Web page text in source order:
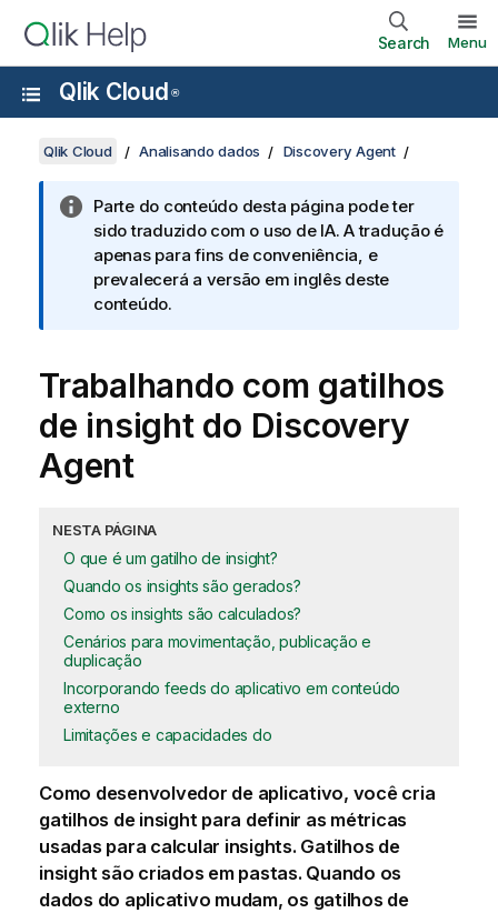
Search Menu
Qlik Cloud ®
Qlik Cloud Analisando dados Discovery Agent
Parte do conteúdo desta página pode ter
sido traduzido com o uso de IA. A tradução é
apenas para fins de conveniência, e
prevalecerá a versão em inglês deste
conteúdo.
Trabalhando com gatilhos
de insight do Discovery
Agent
NESTA PÁGINA
O que é um gatilho de insight?
Quando os insights são gerados?
Como os insights são calculados?
Cenários para movimentação, publicação e
duplicação
Incorporando feeds do aplicativo em conteúdo
externo
Limitações e capacidades do
Como desenvolvedor de aplicativo, você cria
gatilhos de insightpara definir as métricas
usadas para calcular insights. Gatilhos de
insight são criados em pastas. Quando os
dados do aplicativo mudam, os gatilhos de